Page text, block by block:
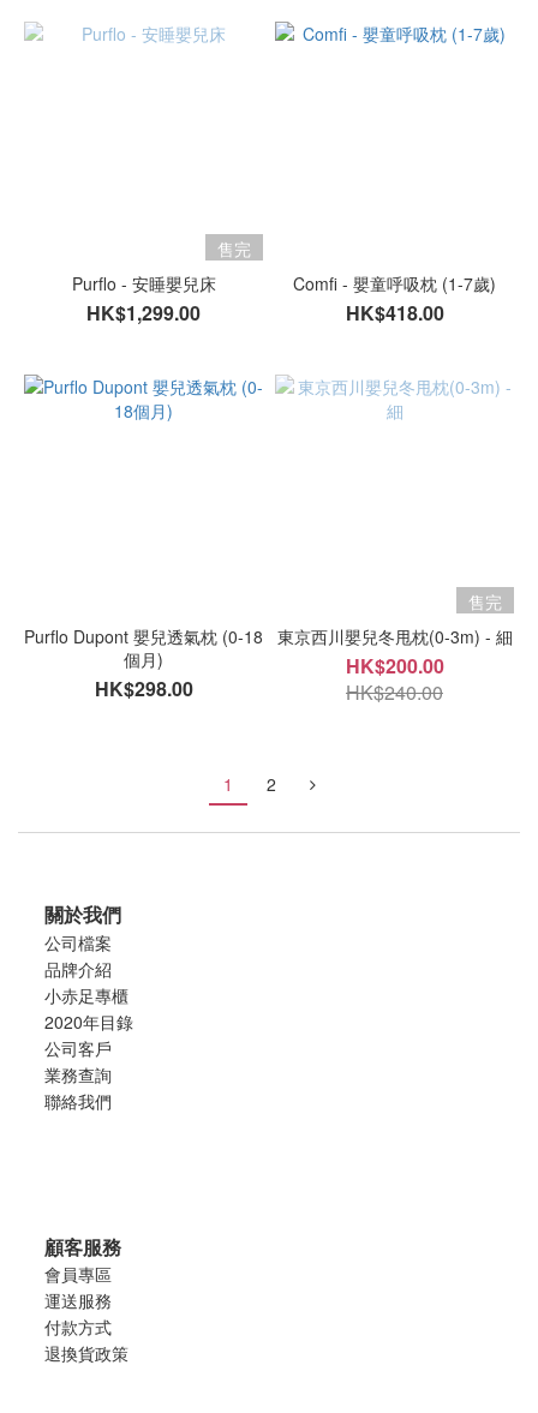
售完
Purflo - 安睡嬰兒床
HK$1,299.00
Comfi - 嬰童呼吸枕 (1-7歲)
HK$418.00
Purflo Dupont 嬰兒透氣枕 (0-18
個月)
HK$298.00
售完
東京西川嬰兒冬甩枕(0-3m) - 細
HK$200.00
HK$240.00
1 2
關於我們
公司檔案
品牌介紹
小赤足專櫃
2020年目錄
公司客戶
業務查詢
聯絡我們
顧客服務
會員專區
運送服務
付款方式
退換貨政策